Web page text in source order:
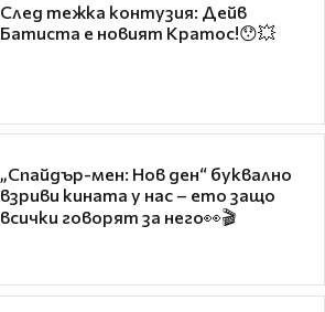
След тежка контузия: Дейв
Батиста е новият Кратос!😯💥
„Спайдър-мен: Нов ден“ буквално
взриви кината у нас – ето защо
всички говорят за него👀🎬